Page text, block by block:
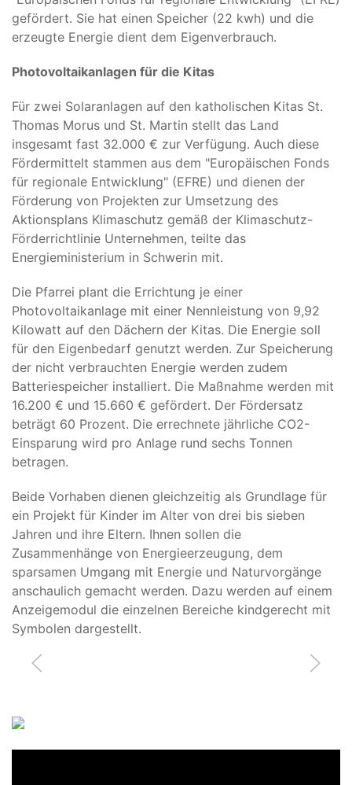
gefördert. Sie hat einen Speicher (22 kwh) und die
erzeugte Energie dient dem Eigenverbrauch.
Photovoltaikanlagen für die Kitas
Für zwei Solaranlagen auf den katholischen Kitas St.
Thomas Morus und St. Martin stellt das Land
insgesamt fast 32.000 € zur Verfügung. Auch diese
Fördermittelt stammen aus dem "Europäischen Fonds
für regionale Entwicklung" (EFRE) und dienen der
Förderung von Projekten zur Umsetzung des
Aktionsplans Klimaschutz gemäß der Klimaschutz-
Förderrichtlinie Unternehmen, teilte das
Energieministerium in Schwerin mit.
Die Pfarrei plant die Errichtung je einer
Photovoltaikanlage mit einer Nennleistung von 9,92
Kilowatt auf den Dächern der Kitas. Die Energie soll
für den Eigenbedarf genutzt werden. Zur Speicherung
der nicht verbrauchten Energie werden zudem
Batteriespeicher installiert. Die Maßnahme werden mit
16.200 € und 15.660 € gefördert. Der Fördersatz
beträgt 60 Prozent. Die errechnete jährliche CO2-
Einsparung wird pro Anlage rund sechs Tonnen
betragen.
Beide Vorhaben dienen gleichzeitig als Grundlage für
ein Projekt für Kinder im Alter von drei bis sieben
Jahren und ihre Eltern. Ihnen sollen die
Zusammenhänge von Energieerzeugung, dem
sparsamen Umgang mit Energie und Naturvorgänge
anschaulich gemacht werden. Dazu werden auf einem
Anzeigemodul die einzelnen Bereiche kindgerecht mit
Symbolen dargestellt.